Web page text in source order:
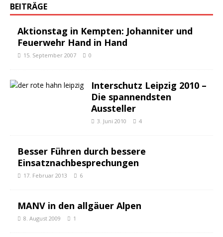
BEITRÄGE
Aktionstag in Kempten: Johanniter und
Feuerwehr Hand in Hand
15. September 2007 0
Interschutz Leipzig 2010 –
Die spannendsten
Aussteller
3. Juni 2010 4
Besser Führen durch bessere
Einsatznachbesprechungen
17. Februar 2013 6
MANV in den allgäuer Alpen
8. August 2009 1